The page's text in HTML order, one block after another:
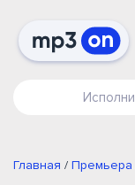
Главная / Премьера